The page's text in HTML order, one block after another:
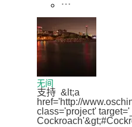
无间
支持  &lt;a
href='http://
class='project'